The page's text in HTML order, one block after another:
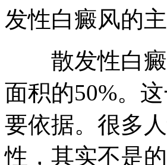
发性白癜风的主
散发性白癜
面积的50%。
要依据。很多
性，其实不是